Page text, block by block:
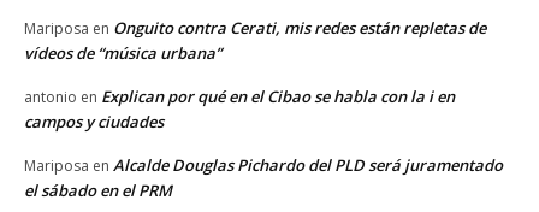
Mariposa en Onguito contra Cerati, mis redes están repletas de
vídeos de “música urbana”
antonio en Explican por qué en el Cibao se habla con la i en
campos y ciudades
Mariposa en Alcalde Douglas Pichardo del PLD será juramentado
el sábado en el PRM